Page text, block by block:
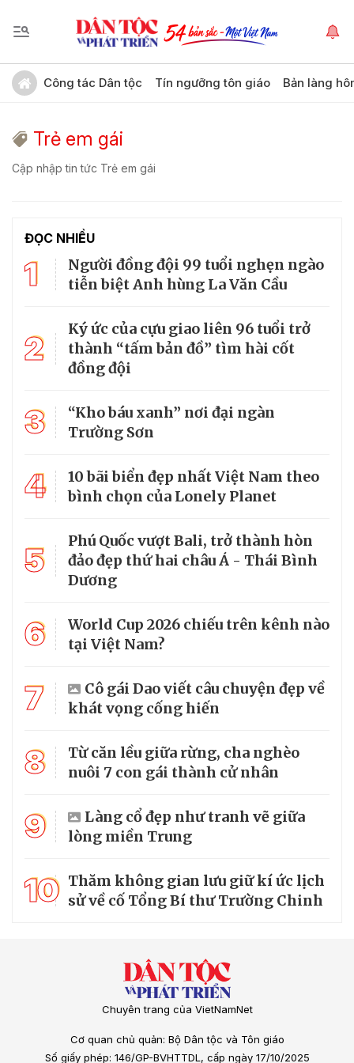
Công tác Dân tộc Tín ngưỡng tôn giáo Bản làng
Trẻ em gái
Cập nhập tin tức Trẻ em gái
ĐỌC NHIỀU
1
Người đồng đội 99 tuổi nghẹn ngào
tiễn biệt Anh hùng La Văn Cầu
2
Ký ức của cựu giao liên 96 tuổi trở
thành “tấm bản đồ” tìm hài cốt
đồng đội
3
“Kho báu xanh” nơi đại ngàn
Trường Sơn
4
10 bãi biển đẹp nhất Việt Nam theo
bình chọn của Lonely Planet
5
Phú Quốc vượt Bali, trở thành hòn
đảo đẹp thứ hai châu Á - Thái Bình
Dương
6
World Cup 2026 chiếu trên kênh nào
tại Việt Nam?
7
Cô gái Dao viết câu chuyện đẹp về
khát vọng cống hiến
8
Từ căn lều giữa rừng, cha nghèo
nuôi 7 con gái thành cử nhân
9
Làng cổ đẹp như tranh vẽ giữa
lòng miền Trung
10 Thăm không gian lưu giữ kí ức lịch
sử về cố Tổng Bí thư Trường Chinh
Chuyên trang của VietNamNet
Cơ quan chủ quản: Bộ Dân tộc và Tôn giáo
Số giấy phép: 146/GP-BVHTTDL, cấp ngày 17/10/2025